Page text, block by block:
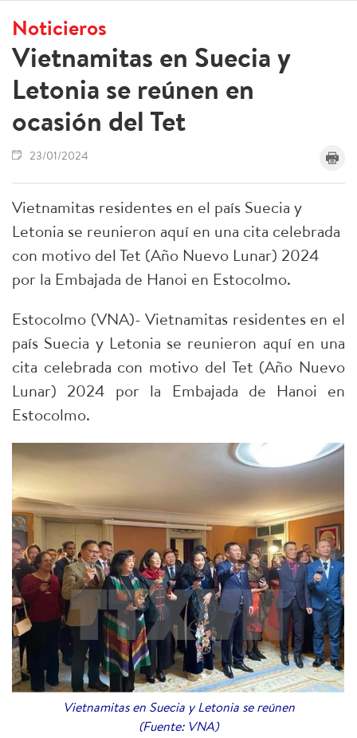
Noticieros
Vietnamitas en Suecia y
Letonia se reúnen en
ocasión del Tet
23/01/2024
Vietnamitas residentes en el país Suecia y
Letonia se reunieron aquí en una cita celebrada
con motivo del Tet (Año Nuevo Lunar) 2024
por la Embajada de Hanoi en Estocolmo.
Estocolmo (VNA)- Vietnamitas residentes en el
país Suecia y Letonia se reunieron aquí en una
cita celebrada con motivo del Tet (Año Nuevo
Lunar) 2024 por la Embajada de Hanoi en
Estocolmo.
Vietnamitas en Suecia y Letonia se reúnen
(Fuente: VNA)